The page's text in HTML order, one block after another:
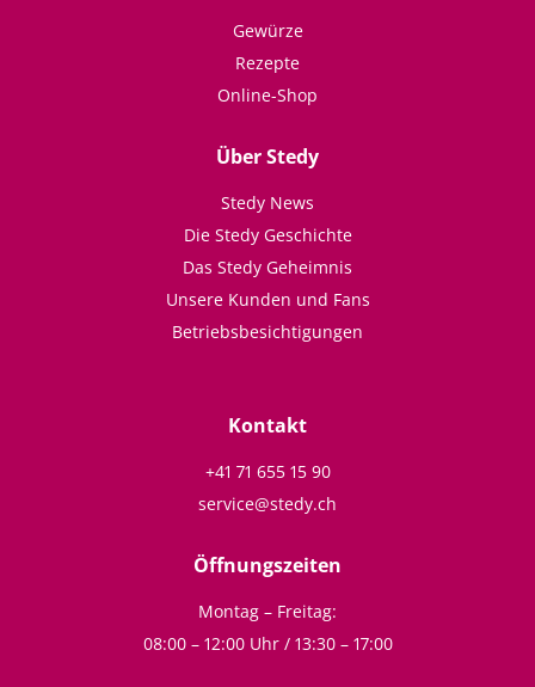
Gewürze
Rezepte
Online-Shop
Über Stedy
Stedy News
Die Stedy Geschichte
Das Stedy Geheimnis
Unsere Kunden und Fans
Betriebsbesichtigungen
Kontakt
+41 71 655 15 90
service@stedy.ch
Öffnungszeiten
Montag – Freitag:
08:00 – 12:00 Uhr / 13:30 – 17:00